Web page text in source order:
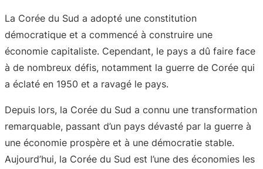
La Corée du Sud a adopté une constitution
démocratique et a commencé à construire une
économie capitaliste. Cependant, le pays a dû faire face
à de nombreux défis, notamment la guerre de Corée qui
a éclaté en 1950 et a ravagé le pays.
Depuis lors, la Corée du Sud a connu une transformation
remarquable, passant d’un pays dévasté par la guerre à
une économie prospère et à une démocratie stable.
Aujourd’hui, la Corée du Sud est l’une des économies les